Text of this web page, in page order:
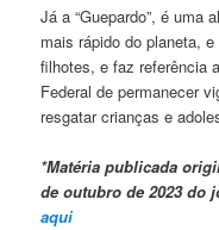
Já a “Guepardo”, é uma
mais rápido do planeta,
filhotes, e faz referência
Federal de permanecer
resgatar crianças e
*Matéria publicada
de outubro de 2023 do
aqui